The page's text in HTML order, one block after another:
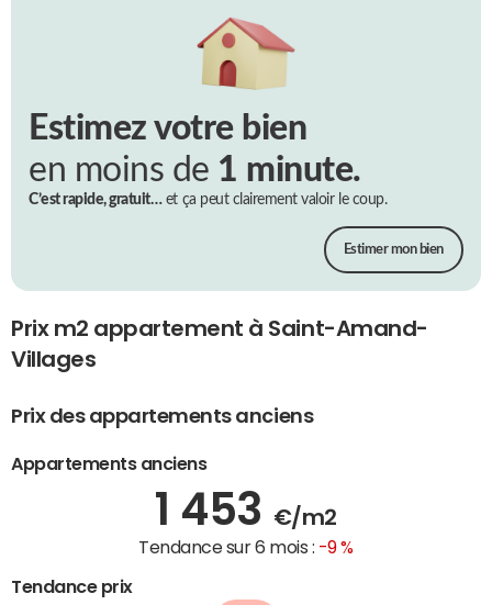
Estimez votre bien
en moins de 1 minute.
C’est rapide, gratuit…et ça peut clairement valoir le coup.
Estimer mon bien
Prix m2 appartement à Saint-Amand-
Villages
Prix des appartements anciens
Appartements anciens
1 453 €/m2
Tendance sur 6 mois : -9 %
Tendance prix